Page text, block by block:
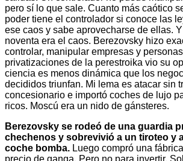
pero sí lo que sale. Cuanto más caótico
poder tiene el controlador si conoce las
ese caos y sabe aprovecharse de ellas.
noventa era el caos. Berezovsky hizo
controlar, manipular empresas y
privatizaciones de la perestroika vio su
ciencia es menos dinámica que los
decididos triunfan. Mi lema es atacar sin
concesionario e importó coches de lujo
ricos. Moscú era un nido de gánsteres.
Berezovsky se rodeó de una guardia
chechenos y sobrevivió a un tiroteo y
coche bomba. Luego compró una